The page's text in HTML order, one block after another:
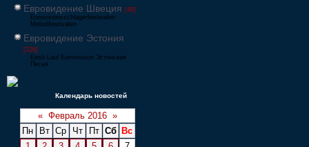
Евровидение Швеция [48]
Eurovisionsschlagerfestivalen
Melodifestivalen
Евровидение Эстония
[226]
Eesti Laul Eurovisioon Эстонская
Песня
Календарь новостей
« Февраль 2016 »
Пн
Вт Ср Чт Пт Сб
Вс